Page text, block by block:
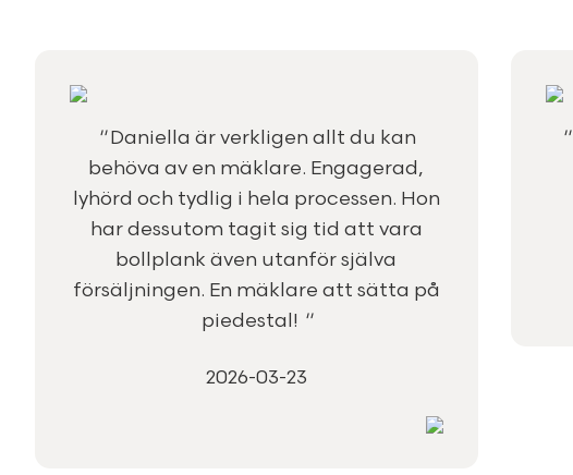
" Daniella är verkligen allt du kan
behöva av en mäklare. Engagerad,
lyhörd och tydlig i hela processen. Hon
har dessutom tagit sig tid att vara
bollplank även utanför själva
försäljningen. En mäklare att sätta på
piedestal! "
2026-03-23
"